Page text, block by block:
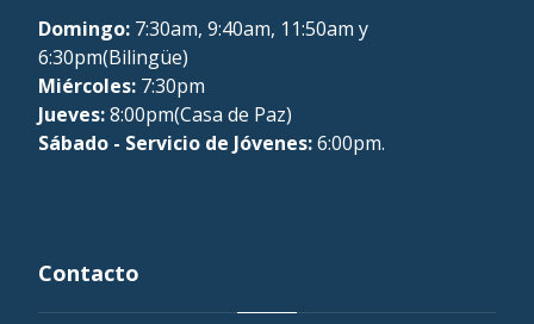
Domingo: 7:30am, 9:40am, 11:50am y
6:30pm(Bilingüe)
Miércoles: 7:30pm
Jueves:8:00pm(Casa de Paz)
Sábado - Servicio de Jóvenes:6:00pm.
Contacto